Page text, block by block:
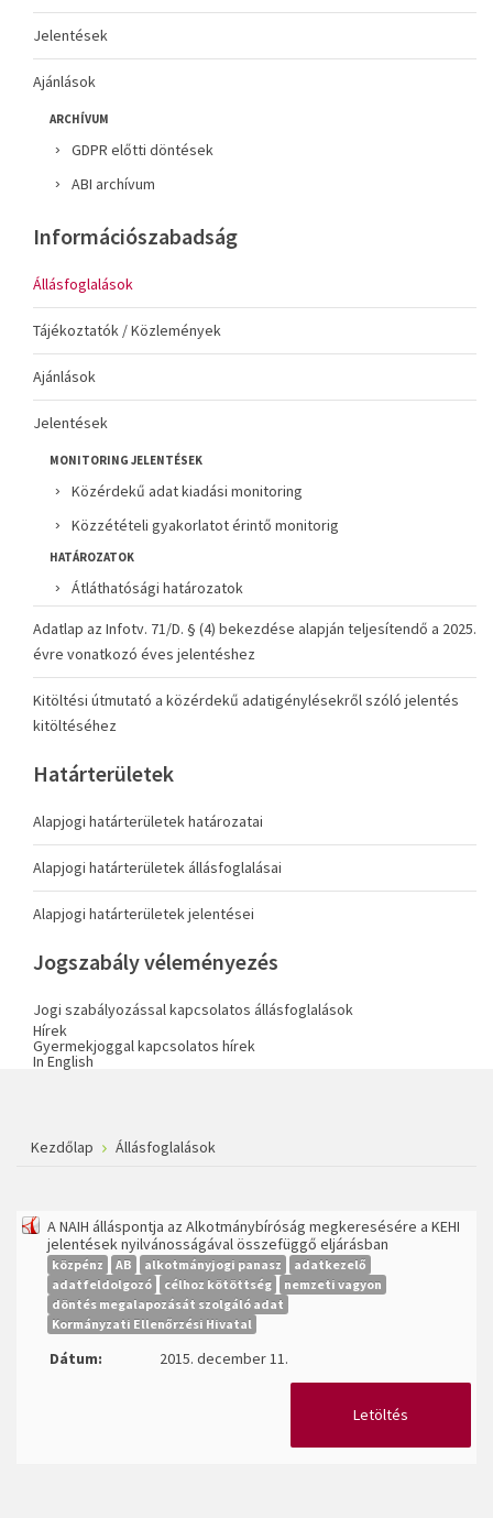
Jelentések
Ajánlások
ARCHÍVUM
GDPR előtti döntések
ABI archívum
Információszabadság
Állásfoglalások
Tájékoztatók / Közlemények
Ajánlások
Jelentések
MONITORING JELENTÉSEK
Közérdekű adat kiadási monitoring
Közzétételi gyakorlatot érintő monitorig
HATÁROZATOK
Átláthatósági határozatok
Adatlap az Infotv. 71/D. § (4) bekezdése alapján teljesítendő a 2025.
évre vonatkozó éves jelentéshez
Kitöltési útmutató a közérdekű adatigénylésekről szóló jelentés
kitöltéséhez
Határterületek
Alapjogi határterületek határozatai
Alapjogi határterületek állásfoglalásai
Alapjogi határterületek jelentései
Jogszabály véleményezés
Jogi szabályozással kapcsolatos állásfoglalások
Hírek
Gyermekjoggal kapcsolatos hírek
In English
Kezdőlap Állásfoglalások
A NAIH álláspontja az Alkotmánybíróság megkeresésére a KEHI
jelentések nyilvánosságával összefüggő eljárásban
közpénz AB alkotmányjogi panasz
adatkezelő
adatfeldolgozó
célhoz kötöttség
nemzeti vagyon
döntés megalapozását szolgáló adat
Kormányzati Ellenőrzési Hivatal
Dátum: 2015. december 11.
Letöltés